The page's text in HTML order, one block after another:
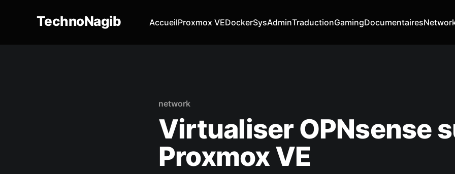
TechnoNagib AccueilProxmox VEDockerSysAdminTraductionGamingDocumentaires
network
Virtualiser OPNsense
Proxmox VE